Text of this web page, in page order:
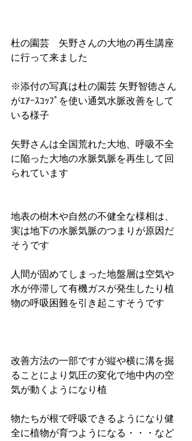
杜の園芸　矢野さんの大地の再生講座
に行って来ました
※添付の写真は杜の園芸 矢野智徳さん
がｴｱｰｽｺｯﾌﾟを使い通気水脈改善をして
いる様子
矢野さんは全国荒れた大地、呼吸不全
に陥った大地の水脈気脈を再生して回
られています
地表の樹木や自然の不健全な様相は、
実は地下の水脈気脈のつまりが原因だ
そうです
人間が固めてしまった地盤層は空気や
水が停滞して有機ガスが発生したり植
物の呼吸困難を引き起こすそうです
改善方法の一部ですが縦や横に溝を掘
ることにより気圧の変化で地中内の空
気が動くようになり植
物たちが根で呼吸できるようになり健
全に植物が育つようになる・・・など